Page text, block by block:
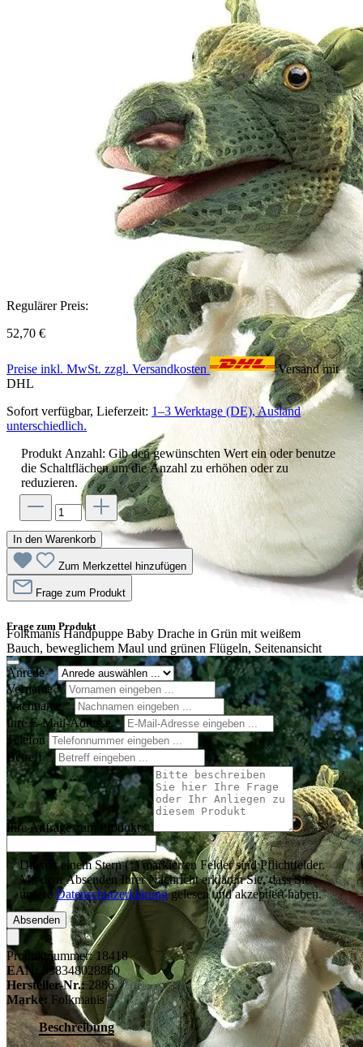
Folkmanis Handpuppe Baby Drache in Grün mit weißem
Bauch, beweglichem Maul und grünen Flügeln, Seitenansicht
Regulärer Preis:
52,70 €
Preise inkl. MwSt. zzgl. Versandkosten
Versand mit
DHL
Sofort verfügbar, Lieferzeit: 1–3 Werktage (DE), Ausland
unterschiedlich.
Produkt Anzahl: Gib den gewünschten Wert ein oder benutze
die Schaltflächen um die Anzahl zu erhöhen oder zu
reduzieren.
In den Warenkorb
Zum Merkzettel hinzufügen
Frage zum Produkt
Frage zum Produkt
Anrede*
Vorname*
Nachname*
Ihre E-Mail-Adresse*
Telefon
Betreff *
Ihre Anfrage zum Produkt*
Die mit einem Stern (*) markierten Felder sind Pflichtfelder.
Mit dem Absenden Ihrer Nachricht erklären Sie, dass Sie
unsereDatenschutzerklärunggelesen und akzeptiert haben.
Absenden
Produktnummer:18418
EAN:
638348028860
Hersteller-Nr.: 2886
Marke: Folkmanis
Beschreibung